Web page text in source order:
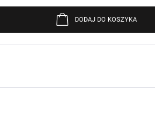
DODAJ DO KOSZYKA